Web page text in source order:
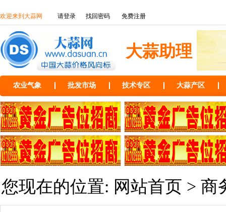
欢迎来到大蒜网 请登录 找回密码 免费注册
大蒜助理
农业气象 批发市场 技术专区 大蒜产区
您现在的位置: 网站首页 > 商